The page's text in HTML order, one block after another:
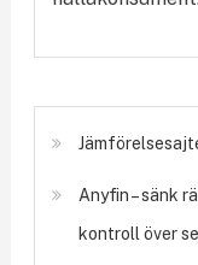
Anyfin – sänk
kontroll över